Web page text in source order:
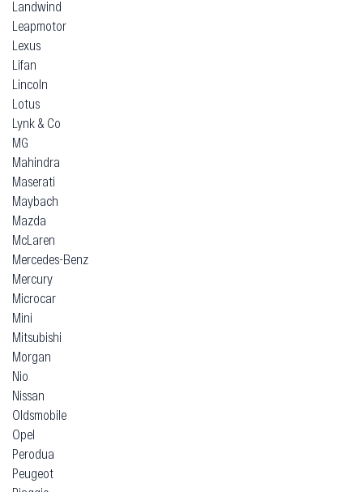
Landwind
Leapmotor
Lexus
Lifan
Lincoln
Lotus
Lynk & Co
MG
Mahindra
Maserati
Maybach
Mazda
McLaren
Mercedes-Benz
Mercury
Microcar
Mini
Mitsubishi
Morgan
Nio
Nissan
Oldsmobile
Opel
Perodua
Peugeot